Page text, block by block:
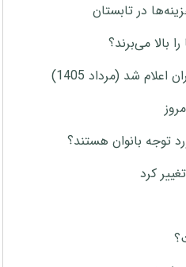
در تابستان
بالا می‌برند؟
شد (مرداد 1405)
توجه بانوان هستند؟